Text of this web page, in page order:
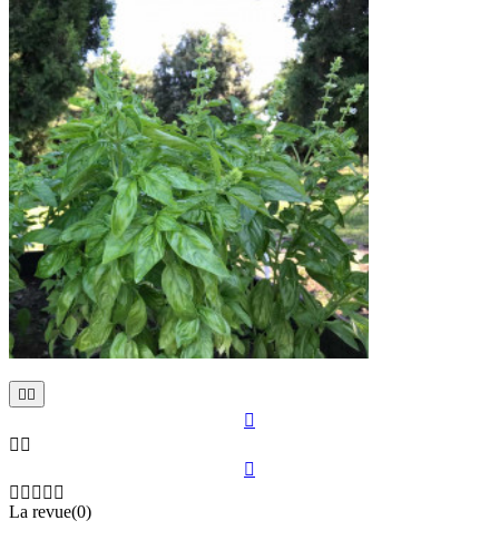
 

 

    
La revue(0)